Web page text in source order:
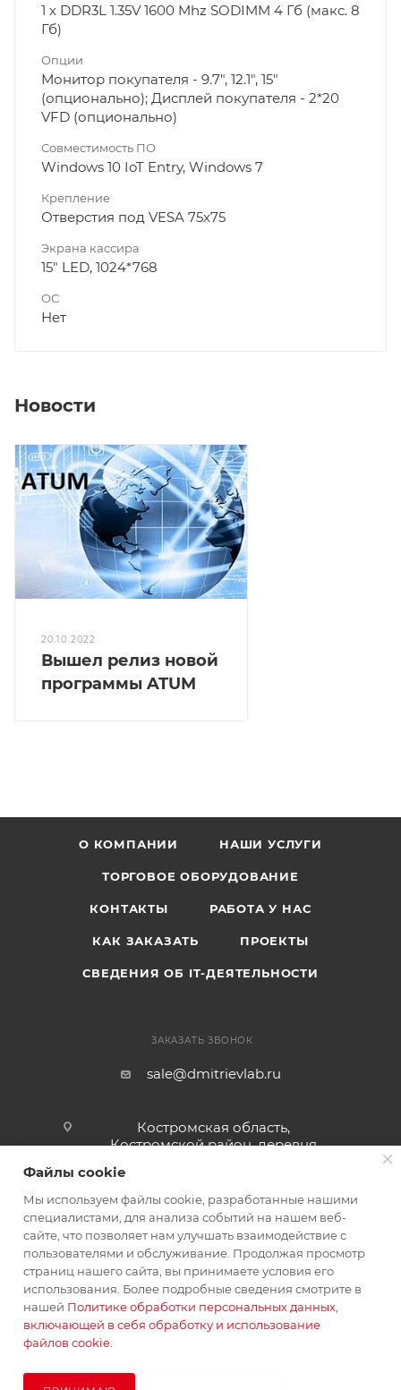
1 х DDR3L 1.35V 1600 Mhz SODIMM 4 Гб (макс. 8
Гб)
Опции
Монитор покупателя - 9.7", 12.1", 15"
(опционально); Дисплей покупателя - 2*20
VFD (опционально)
Совместимость ПО
Windows 10 IoT Entry, Windows 7
Крепление
Отверстия под VESA 75x75
Экрана кассира
15" LED, 1024*768
ОС
Нет
Новости
20.10.2022
Вышел релиз новой
программы ATUM
О КОМПАНИИ НАШИ УСЛУГИ
ТОРГОВОЕ ОБОРУДОВАНИЕ
КОНТАКТЫ РАБОТА У НАС
КАК ЗАКАЗАТЬ ПРОЕКТЫ
СВЕДЕНИЯ ОБ IT-ДЕЯТЕЛЬНОСТИ
ЗАКАЗАТЬ ЗВОНОК
sale@dmitrievlab.ru
Костромская область,
Костромской район, деревня
ПОЛИТИКА КОНФИДЕНЦИАЛЬНОСТИ ОБЩЕСТВА С
ОГРАНИЧЕННОЙ ОТВЕТСТВЕННОСТЬЮ "ДМИТРИЕВ ЛАБ"
ПОЛИТИКА КОНФИДЕНЦИАЛЬНОСТИ ИП ДМИТРИЕВ А.Л.
Файлы cookie
Мы используем файлы cookie, разработанные нашими
специалистами, для анализа событий на нашем веб-
сайте, что позволяет нам улучшать взаимодействие с
пользователями и обслуживание. Продолжая просмотр
страниц нашего сайта, вы принимаете условия его
использования. Более подробные сведения смотрите в
нашей Политике обработки персональных данных
включающей в себя обработку и использование
файлов cookie